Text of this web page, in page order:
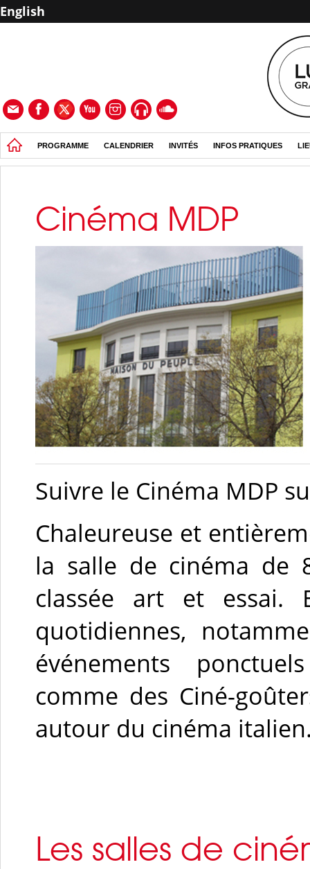
English
PROGRAMME CALENDRIER INVITÉS INFOS PRATIQUES
Cinéma MDP
Suivre le Cinéma MDP
Chaleureuse et
la salle de cinéma de
classée art et essai.
quotidiennes,
événements
comme des Ciné-
autour du cinéma
Les salles de